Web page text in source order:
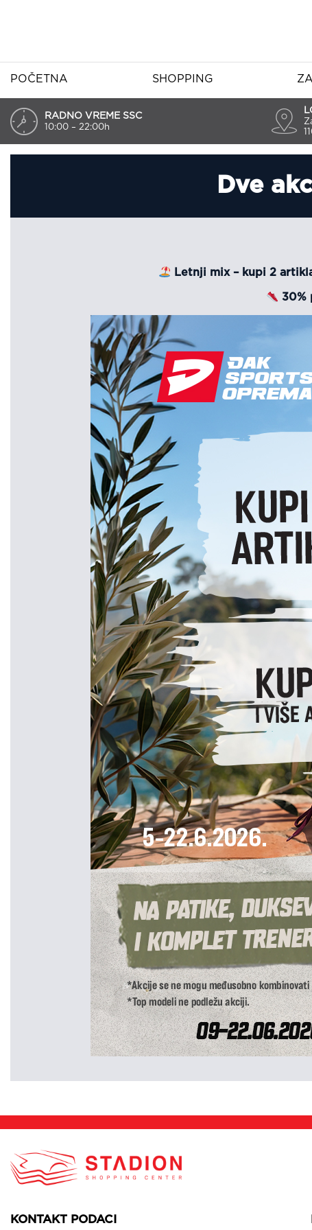
POČETNA SHOPPING
RADNO VREME SSC
10:00 – 22:00h
Dve
Letnji mix – kupi 2
30%
KONTAKT PODACI